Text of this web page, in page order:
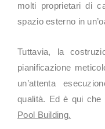
molti proprietari di
spazio esterno in
Tuttavia, la
pianificazione
un’attenta
qualità. Ed è qui che
Pool Building.